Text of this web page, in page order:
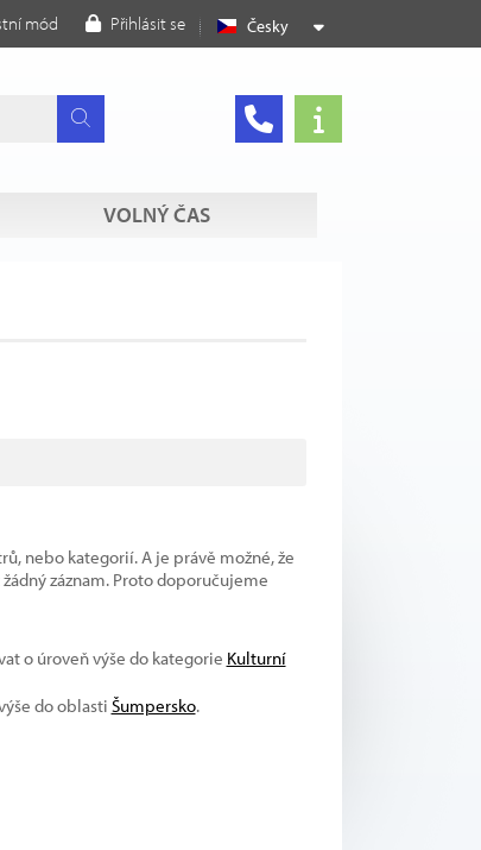
Česky
mód Přihlásit se
VOLNÝ ČAS
nebo kategorií. A je právě možné, že
záznam. Proto doporučujeme
o úroveň výše do kategorie Kulturní
do oblasti Šumpersko.